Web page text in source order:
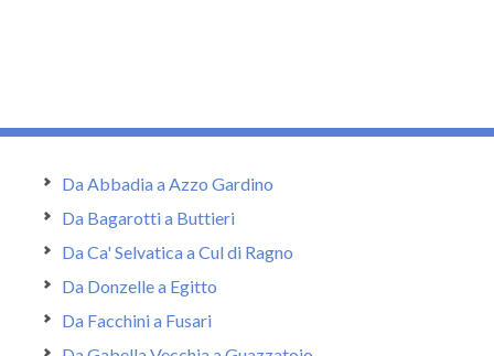
Da Abbadia a Azzo Gardino
Da Bagarotti a Buttieri
Da Ca' Selvatica a Cul di Ragno
Da Donzelle a Egitto
Da Facchini a Fusari